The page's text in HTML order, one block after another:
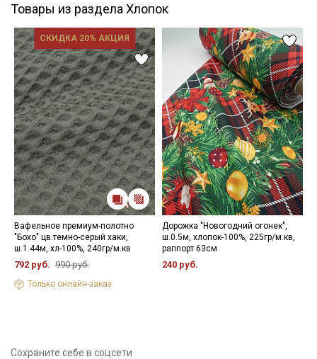
Товары из раздела Хлопок
СКИДКА 20% АКЦИЯ
Вафельное премиум-полотно
"Бохо" цв.темно-серый хаки,
ш.1.44м, хл-100%, 240гр/м.кв
792 руб. 990 руб.
Только онлайн-заказ
Дорожка "Новогодний огонек",
ш.0.5м, хлопок-100%, 225гр/м.кв,
раппорт 63см
240 руб.
Сохраните себе в соцсети